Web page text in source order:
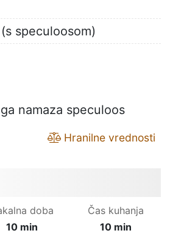
speculoosom)
namaza speculoos
Hranilne vrednosti
doba
10 min
Čas kuhanja
10 min